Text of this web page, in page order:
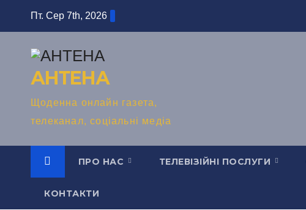
Пт. Сер 7th, 2026
АНТЕНА
Щоденна онлайн газета,
телеканал, соціальні медіа
ПРО НАС ТЕЛЕВІЗІЙНІ ПОСЛУГИ
КОНТАКТИ